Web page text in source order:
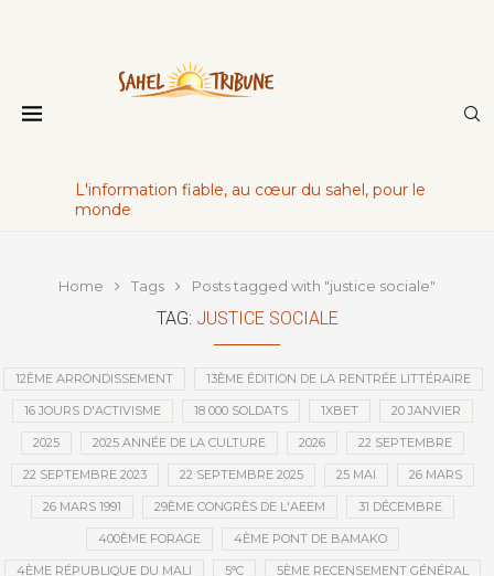
L'information fiable, au cœur du sahel, pour le
monde
Home Tags Posts tagged with "justice sociale"
TAG: JUSTICE SOCIALE
12ÈME ARRONDISSEMENT 13ÈME ÉDITION DE LA RENTRÉE LITTÉRAIRE
16 JOURS D'ACTIVISME 18 000 SOLDATS 1XBET 20 JANVIER
2025 2025 ANNÉE DE LA CULTURE 2026 22 SEPTEMBRE
22 SEPTEMBRE 2023 22 SEPTEMBRE 2025 25 MAI 26 MARS
26 MARS 1991 29ÈME CONGRÈS DE L'AEEM 31 DÉCEMBRE
400ÈME FORAGE 4ÈME PONT DE BAMAKO
4ÈME RÉPUBLIQUE DU MALI 5°C 5ÈME RECENSEMENT GÉNÉRAL